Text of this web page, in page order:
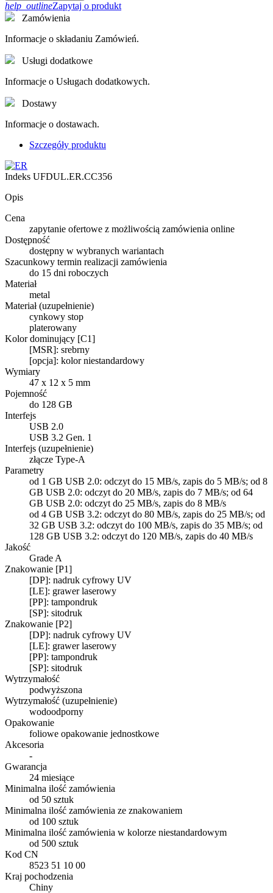
help_outlineZapytaj o produkt
Zamówienia
Informacje o składaniu Zamówień.
Usługi dodatkowe
Informacje o Usługach dodatkowych.
Dostawy
Informacje o dostawach.
Szczegóły produktu
Indeks UFDUL.ER.CC356
Opis
Cena
zapytanie ofertowe z możliwością zamówienia online
Dostępność
dostępny w wybranych wariantach
Szacunkowy termin realizacji zamówienia
do 15 dni roboczych
Materiał
metal
Materiał (uzupełnienie)
cynkowy stop
platerowany
Kolor dominujący [C1]
[MSR]: srebrny
[opcja]: kolor niestandardowy
Wymiary
47 x 12 x 5 mm
Pojemność
do 128 GB
Interfejs
USB 2.0
USB 3.2 Gen. 1
Interfejs (uzupełnienie)
złącze Type-A
Parametry
od 1 GB USB 2.0: odczyt do 15 MB/s, zapis do 5 MB/s; od 8
GB USB 2.0: odczyt do 20 MB/s, zapis do 7 MB/s; od 64
GB USB 2.0: odczyt do 25 MB/s, zapis do 8 MB/s
od 4 GB USB 3.2: odczyt do 80 MB/s, zapis do 25 MB/s; od
32 GB USB 3.2: odczyt do 100 MB/s, zapis do 35 MB/s; od
128 GB USB 3.2: odczyt do 120 MB/s, zapis do 40 MB/s
Jakość
Grade A
Znakowanie [P1]
[DP]: nadruk cyfrowy UV
[LE]: grawer laserowy
[PP]: tampondruk
[SP]: sitodruk
Znakowanie [P2]
[DP]: nadruk cyfrowy UV
[LE]: grawer laserowy
[PP]: tampondruk
[SP]: sitodruk
Wytrzymałość
podwyższona
Wytrzymałość (uzupełnienie)
wodoodporny
Opakowanie
foliowe opakowanie jednostkowe
Akcesoria
-
Gwarancja
24 miesiące
Minimalna ilość zamówienia
od 50 sztuk
Minimalna ilość zamówienia ze znakowaniem
od 100 sztuk
Minimalna ilość zamówienia w kolorze niestandardowym
od 500 sztuk
Kod CN
8523 51 10 00
Kraj pochodzenia
Chiny